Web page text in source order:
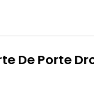
De Porte